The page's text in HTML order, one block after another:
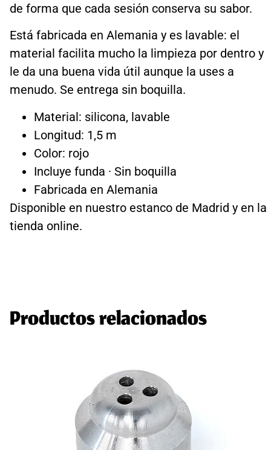
de forma que cada sesión conserva su sabor.
Está fabricada en Alemania y es lavable: el
material facilita mucho la limpieza por dentro y
le da una buena vida útil aunque la uses a
menudo. Se entrega sin boquilla.
Material: silicona, lavable
Longitud: 1,5 m
Color: rojo
Incluye funda · Sin boquilla
Fabricada en Alemania
Disponible en nuestro estanco de Madrid y en la
tienda online.
Productos relacionados